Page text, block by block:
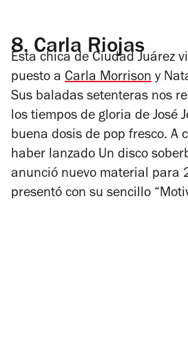
8.Carla Riojas
Esta chica de Ciudad Juárez
puesto a Carla Morrison y
Sus baladas setenteras nos
los tiempos de gloria de José
buena dosis de pop fresco. A
haber lanzado Un disco
anunció nuevo material para
presentó con su sencillo